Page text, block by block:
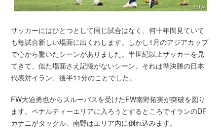
サッカーにはひとつとして同じ試合はなく、何十年間見ていて
も毎試合新しい場面に出くわします。しかし1月のアジアカップ
で心から驚いたシーンがありました。半世紀以上サッカーを見
てきて、似た場面さえ記憶がないシーン。それは準決勝の日本
代表対イラン、後半11分のことでした。
FW大迫勇也からスルーパスを受けたFW南野拓実が突破を図り
ます。ペナルティーエリアに入ろうとするところでイランのDF
カナニがタックル、南野はエリア内に倒れ込みます。